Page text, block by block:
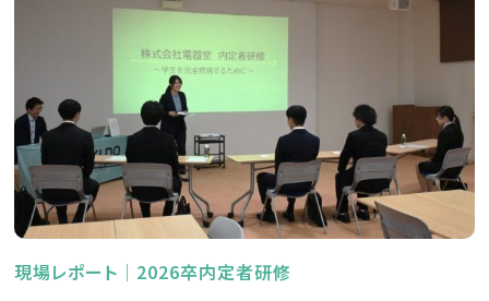
現場レポート｜2026卒内定者研修